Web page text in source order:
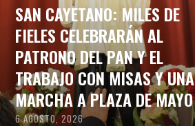
SAN CAYETANO: MILES DE
FIELES CELEBRARÁN AL
PATRONO DEL PAN Y EL
TRABAJO CON MISAS Y UNA
MARCHA A PLAZA DE MAYO
6 AGOSTO, 2026